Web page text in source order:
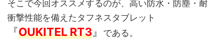
そこで今回オススメするのが、高い防水・防塵・耐
衝撃性能を備えたタフネスタブレット
『OUKITEL RT3』 である。